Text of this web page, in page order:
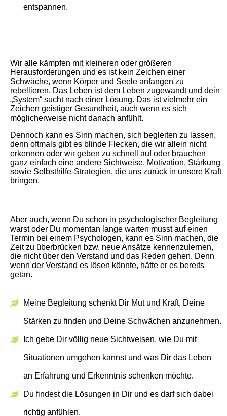
entspannen.
Wir alle kämpfen mit kleineren oder größeren
Herausforderungen und es ist kein Zeichen einer
Schwäche, wenn Körper und Seele anfangen zu
rebellieren. Das Leben ist dem Leben zugewandt und dein
„System“ sucht nach einer Lösung. Das ist vielmehr ein
Zeichen geistiger Gesundheit, auch wenn es sich
möglicherweise nicht danach anfühlt.
Dennoch kann es Sinn machen, sich begleiten zu lassen,
denn oftmals gibt es blinde Flecken, die wir allein nicht
erkennen oder wir geben zu schnell auf oder brauchen
ganz einfach eine andere Sichtweise, Motivation, Stärkung
sowie Selbsthilfe-Strategien, die uns zurück in unsere Kraft
bringen.
Aber auch, wenn Du schon in psychologischer Begleitung
warst oder Du momentan lange warten musst auf einen
Termin bei einem Psychologen, kann es Sinn machen, die
Zeit zu überbrücken bzw. neue Ansätze kennenzulernen,
die nicht über den Verstand und das Reden gehen. Denn
wenn der Verstand es lösen könnte, hätte er es bereits
getan.
Meine Begleitung schenkt Dir Mut und Kraft, Deine
Stärken zu finden und Deine Schwächen anzunehmen.
Ich gebe Dir völlig neue Sichtweisen, wie Du mit
Situationen umgehen kannst und was Dir das Leben
an Erfahrung und Erkenntnis schenken möchte.
Du findest die Lösungen in Dir und es darf sich dabei
richtig anfühlen.